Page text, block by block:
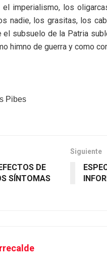
imperialismo, los
nadie, los grasitas, los
subsuelo de la Patria
himno de guerra y como
Pibes
DE
SÍNTOMAS
Siguiente